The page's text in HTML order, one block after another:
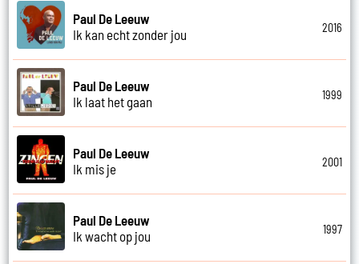
Paul De Leeuw
Ik kan echt zonder jou
2016
Paul De Leeuw
Ik laat het gaan
1999
Paul De Leeuw
Ik mis je
2001
Paul De Leeuw
Ik wacht op jou
1997